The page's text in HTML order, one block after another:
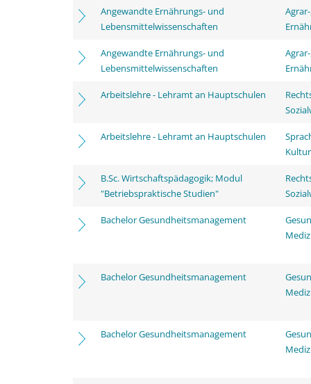
Angewandte Ernährungs- und
Lebensmittelwissenschaften
Angewandte Ernährungs- und
Lebensmittelwissenschaften
Arbeitslehre - Lehramt an Hauptschulen
Arbeitslehre - Lehramt an Hauptschulen
B.Sc. Wirtschaftspädagogik; Modul
"Betriebspraktische Studien"
Bachelor Gesundheitsmanagement
Bachelor Gesundheitsmanagement
Bachelor Gesundheitsmanagement